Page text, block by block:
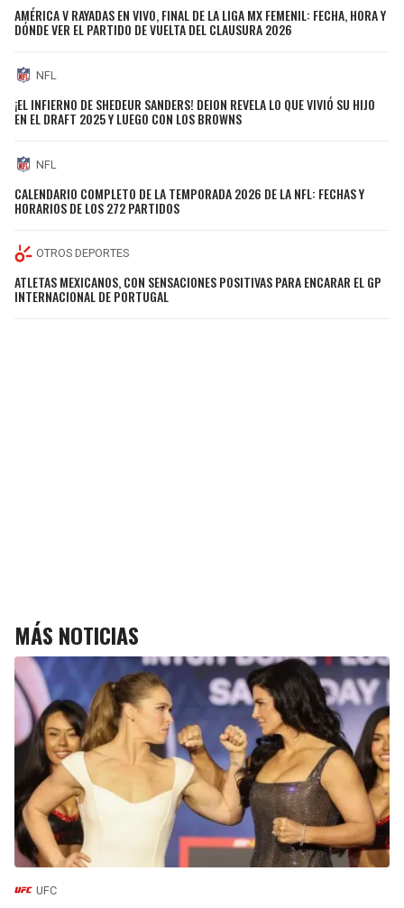
AMÉRICA V RAYADAS EN VIVO, FINAL DE LA LIGA MX FEMENIL: FECHA, HORA Y
DÓNDE VER EL PARTIDO DE VUELTA DEL CLAUSURA 2026
NFL
¡EL INFIERNO DE SHEDEUR SANDERS! DEION REVELA LO QUE VIVIÓ SU HIJO
EN EL DRAFT 2025 Y LUEGO CON LOS BROWNS
NFL
CALENDARIO COMPLETO DE LA TEMPORADA 2026 DE LA NFL: FECHAS Y
HORARIOS DE LOS 272 PARTIDOS
OTROS DEPORTES
ATLETAS MEXICANOS, CON SENSACIONES POSITIVAS PARA ENCARAR EL GP
INTERNACIONAL DE PORTUGAL
MÁS NOTICIAS
UFC